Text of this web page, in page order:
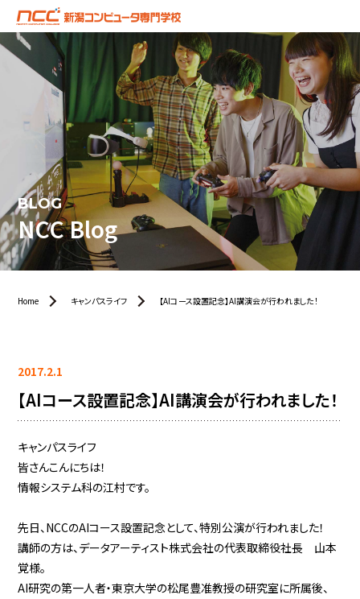
BLOG
NCC Blog
Home キャンパスライフ 【AIコース設置記念】AI講演会が行われました！
2017.2.1
【AIコース設置記念】AI講演会が行われました！
キャンパスライフ
皆さんこんにちは！
情報システム科の江村です。
先日、NCCのAIコース設置記念として、特別公演が行われました！
講師の方は、データアーティスト株式会社の代表取締役社長 山本
覚様。
AI研究の第一人者・東京大学の松尾豊准教授の研究室に所属後、